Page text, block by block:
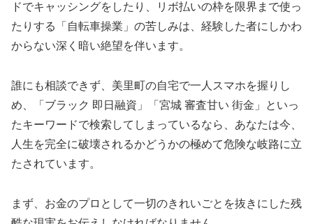
ドでキャッシングをしたり、リボ払いの枠を限界まで使っ
たりする「自転車操業」の苦しみは、経験した者にしかわ
からない深く暗い絶望を伴います。
誰にも相談できず、美里町の自宅で一人スマホを握りし
め、「ブラック 即日融資」「宮城 審査甘い 街金」といっ
たキーワードで検索してしまっているなら、あなたは今、
人生を完全に破壊されるかどうかの極めて危険な岐路に立
たされています。
まず、お金のプロとして一切のきれいごとを抜きにした残